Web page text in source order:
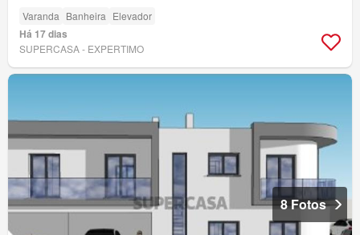
Varanda Banheira Elevador
Há 17 dias
SUPERCASA - EXPERTIMO
8 Fotos